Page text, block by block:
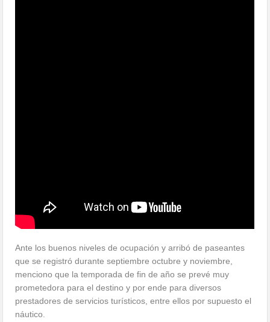
Ante los buenos niveles de ocupación y arribó de paseantes
que se registró durante septiembre octubre y noviembre,
menciono que la temporada de fin de año se prevé muy
prometedora para el destino y por ende para diversos
prestadores de servicios turísticos, entre ellos por supuesto el
náutico.